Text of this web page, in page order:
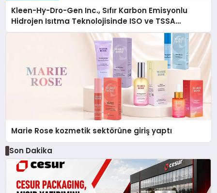
Kleen-Hy-Dro-Gen Inc., Sıfır Karbon Emisyonlu
Hidrojen Isıtma Teknolojisinde ISO ve TSSA
Düzenleyici Onaylarını Aldı
Marie Rose kozmetik sektörüne giriş yaptı
Son Dakika